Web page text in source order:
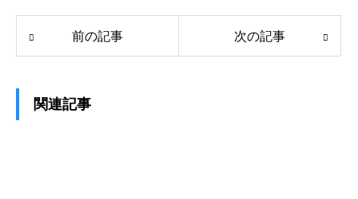
前の記事 次の記事
関連記事